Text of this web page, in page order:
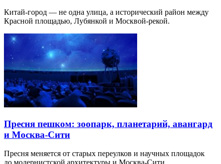
Китай-город — не одна улица, а исторический район между
Красной площадью, Лубянкой и Москвой-рекой.
Пресня пешком: зоопарк, планетарий, авангард
и Москва-Сити
Пресня меняется от старых переулков и научных площадок